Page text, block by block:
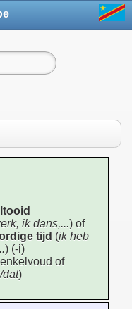
ik dans,...) of
tijd (ik heb
) (-i)
of
dat)